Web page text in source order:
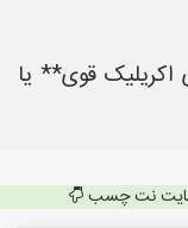
قوی** یا
سایت نت چسب